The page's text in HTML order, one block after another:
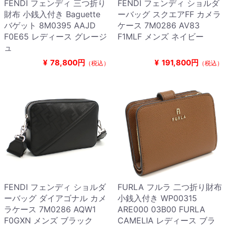
FENDI フェンディ 三つ折り
財布 小銭入付き Baguette
バゲット 8M0395 AAJD
F0E65 レディース グレージ
ュ
¥ 78,800円 （税込）
FENDI フェンディ ショルダ
ーバッグ スクエアFF カメラ
ケース 7M0286 AV83
F1MLF メンズ ネイビー
¥ 191,800円 （税込）
FENDI フェンディ ショルダ
ーバッグ ダイアゴナル カメ
ラケース 7M0286 AQW1
F0GXN メンズ ブラック
FURLA フルラ 二つ折り財布
小銭入付き WP00315
ARE000 03B00 FURLA
CAMELIA レディース ブラ